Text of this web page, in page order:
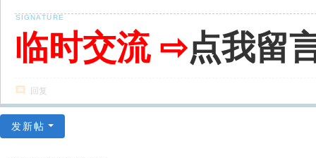
临时交流 ⇨点我留
回复
发新帖